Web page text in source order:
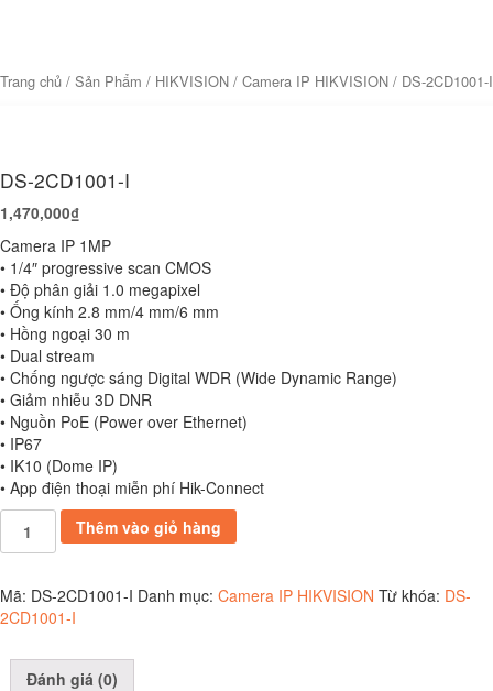
Trang chủ / Sản Phẩm / HIKVISION / Camera IP HIKVISION / DS-2CD1001-I
DS-2CD1001-I
1,470,000₫
Camera IP 1MP
• 1/4″ progressive scan CMOS
• Độ phân giải 1.0 megapixel
• Ống kính 2.8 mm/4 mm/6 mm
• Hồng ngoại 30 m
• Dual stream
• Chống ngược sáng Digital WDR (Wide Dynamic Range)
• Giảm nhiễu 3D DNR
• Nguồn PoE (Power over Ethernet)
• IP67
• IK10 (Dome IP)
• App điện thoại miễn phí Hik-Connect
DS-
2CD1001-
số
lượng
Thêm vào giỏ hàng
Mã: DS-2CD1001-I Danh mục: Camera IP HIKVISION Từ khóa: DS-
2CD1001-I
Đánh giá (0)